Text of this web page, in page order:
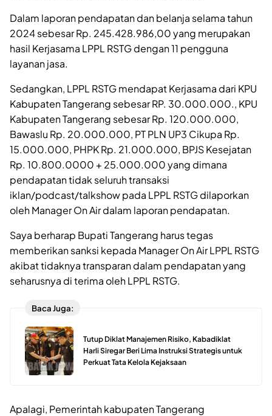
Dalam laporan pendapatan dan belanja selama tahun
2024 sebesar Rp. 245.428.986,00 yang merupakan
hasil Kerjasama LPPL RSTG dengan 11 pengguna
layanan jasa.
Sedangkan, LPPL RSTG mendapat Kerjasama dari KPU
Kabupaten Tangerang sebesar RP. 30.000.000., KPU
Kabupaten Tangerang sebesar Rp. 120.000.000,
Bawaslu Rp. 20.000.000, PT PLN UP3 Cikupa Rp.
15.000.000, PHPK Rp. 21.000.000, BPJS Kesejatan
Rp. 10.800.0000 + 25.000.000 yang dimana
pendapatan tidak seluruh transaksi
iklan/podcast/talkshow pada LPPL RSTG dilaporkan
oleh Manager On Air dalam laporan pendapatan.
Saya berharap Bupati Tangerang harus tegas
memberikan sanksi kepada Manager On Air LPPL RSTG
akibat tidaknya transparan dalam pendapatan yang
seharusnya di terima oleh LPPL RSTG.
Baca Juga:
Tutup Diklat Manajemen Risiko, Kabadiklat
Harli Siregar Beri Lima Instruksi Strategis untuk
Perkuat Tata Kelola Kejaksaan
Apalagi, Pemerintah kabupaten Tangerang